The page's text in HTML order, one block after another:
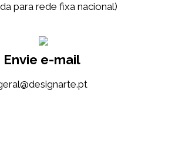
para rede fixa nacional)
Envie e-mail